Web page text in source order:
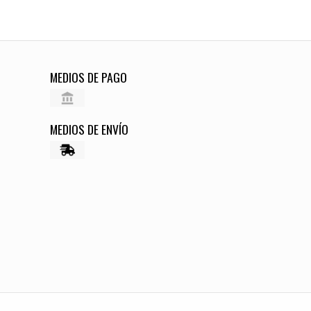
MEDIOS DE PAGO
MEDIOS DE ENVÍO